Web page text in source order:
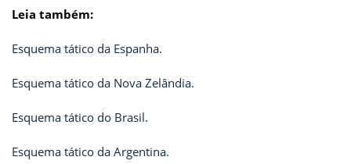
Leia também:
Esquema tático da Espanha.
Esquema tático da Nova Zelândia.
Esquema tático do Brasil.
Esquema tático da Argentina.